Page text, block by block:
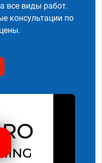
все виды работ.
консультации по